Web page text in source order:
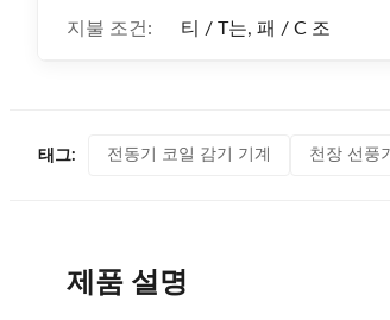
지불 조건: 티 / T는, 패 / C 조
태그: 전동기 코일 감기 기계 천장 선풍
제품 설명